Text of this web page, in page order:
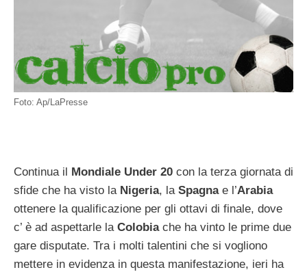
Foto: Ap/LaPresse
Continua il Mondiale Under 20 con la terza giornata di
sfide che ha visto la Nigeria, la Spagnae l’Arabia
ottenere la qualificazione per gli ottavi di finale, dove
c’ è ad aspettarle la Colobiache ha vinto le prime due
gare disputate. Tra i molti talentini che si vogliono
mettere in evidenza in questa manifestazione, ieri ha